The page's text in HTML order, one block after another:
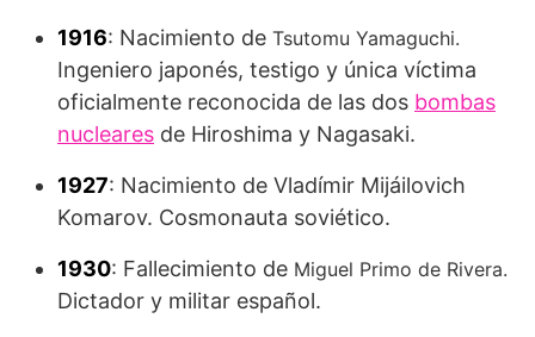
1916: Nacimiento de Tsutomu Yamaguchi.
Ingeniero japonés, testigo y única víctima
oficialmente reconocida de las dos bombas
nucleares de Hiroshima y Nagasaki.
1927: Nacimiento de Vladímir Mijáilovich
Komarov. Cosmonauta soviético.
1930: Fallecimiento de Miguel Primo de Rivera.
Dictador y militar español.